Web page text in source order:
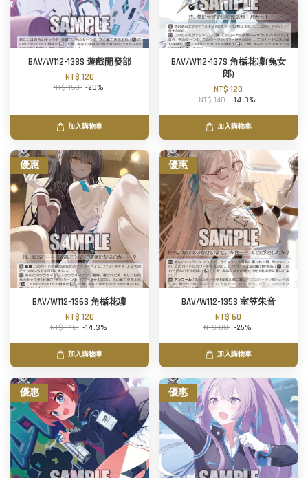
BAV/W112-138S 遊戲開發部
NT$ 120
NT$ 150 -20%
加入購物車
BAV/W112-137S 角楯花凜(兔女
郎)
NT$ 120
NT$ 140 -14.3%
加入購物車
優惠
BAV/W112-136S 角楯花凜
NT$ 120
NT$ 140 -14.3%
加入購物車
優惠
BAV/W112-135S 室笠朱音
NT$ 60
NT$ 80 -25%
加入購物車
優惠 優惠